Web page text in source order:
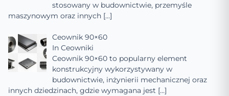
stosowany w budownictwie, przemyśle
maszynowym oraz innych […]
Ceownik 90×60
In Ceowniki
Ceownik 90×60 to popularny element
konstrukcyjny wykorzystywany w
budownictwie, inżynierii mechanicznej oraz
innych dziedzinach, gdzie wymagana jest […]